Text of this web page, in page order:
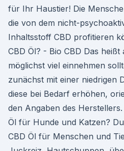
für Ihr Haustier! Die
die von dem nicht-
Inhaltsstoff CBD profitieren
CBD Öl? - Bio CBD Das heißt
möglichst viel einnehmen
zunächst mit einer niedrigen
diese bei Bedarf erhöhen,
den Angaben des
Öl für Hunde und Katzen?
CBD Öl für Menschen und